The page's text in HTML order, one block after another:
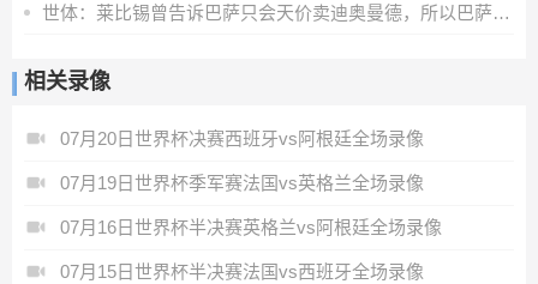
世体：莱比锡曾告诉巴萨只会天价卖迪奥曼德，所以巴萨放弃了
相关录像
07月20日世界杯决赛西班牙vs阿根廷全场录像
07月19日世界杯季军赛法国vs英格兰全场录像
07月16日世界杯半决赛英格兰vs阿根廷全场录像
07月15日世界杯半决赛法国vs西班牙全场录像